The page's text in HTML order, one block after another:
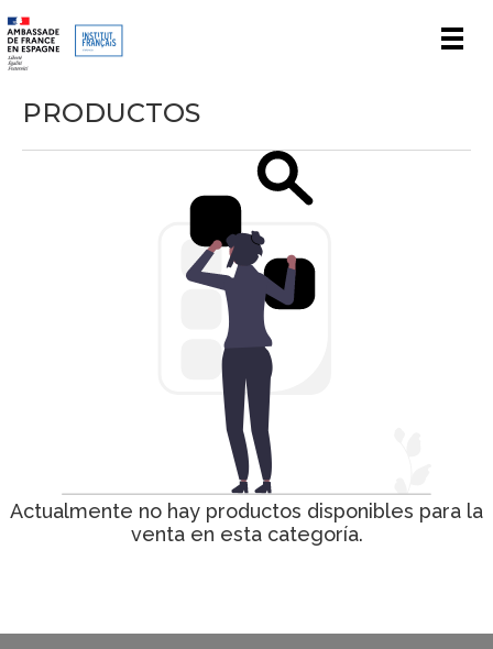
PRODUCTOS
Actualmente no hay productos disponibles para la
venta en esta categoría.